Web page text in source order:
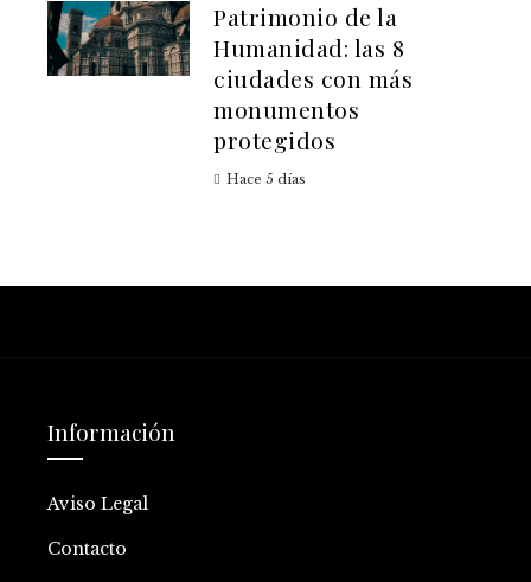
Patrimonio de la
Humanidad: las 8
ciudades con más
monumentos
protegidos
Hace 5 días
Información
Aviso Legal
Contacto